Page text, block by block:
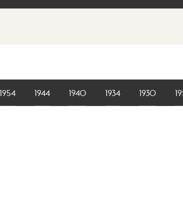
1954 1944 1940 1934 1930